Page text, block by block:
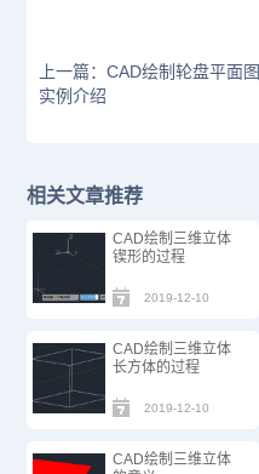
上一篇：CAD绘制轮盘平面图
实例介绍
相关文章推荐
CAD绘制三维立体
锲形的过程
2019-12-10
CAD绘制三维立体
长方体的过程
2019-12-10
CAD绘制三维立体